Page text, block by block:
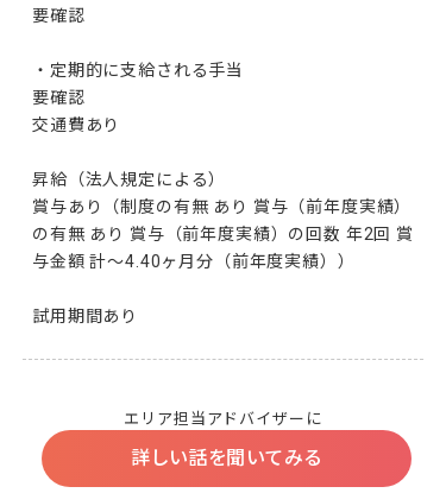
要確認
・定期的に支給される手当
要確認
交通費あり
昇給（法人規定による）
賞与あり（制度の有無 あり 賞与（前年度実績）
の有無 あり 賞与（前年度実績）の回数 年2回 賞
与金額 計～4.40ヶ月分（前年度実績））
試用期間あり
エリア担当アドバイザーに
詳しい話を聞いてみる